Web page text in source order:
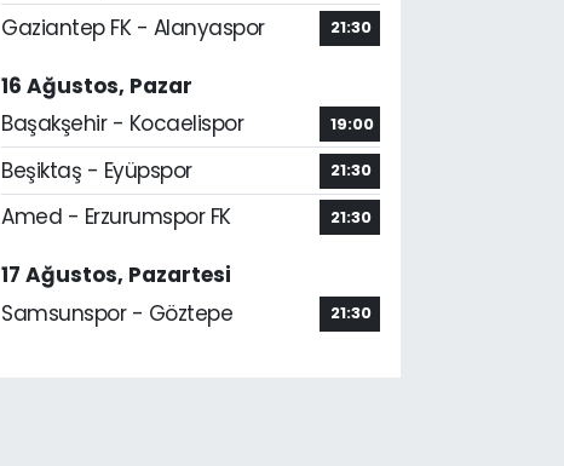
Gaziantep FK - Alanyaspor 21:30
16 Ağustos, Pazar
Başakşehir - Kocaelispor
19:00
Beşiktaş - Eyüpspor 21:30
Amed - Erzurumspor FK 21:30
17 Ağustos, Pazartesi
Samsunspor - Göztepe
21:30